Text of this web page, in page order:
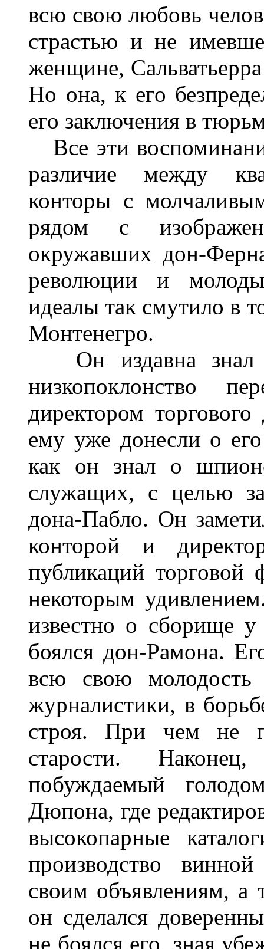
всю свою любовь
страстью и не
женщине,
Но она, к его
его заключения в
Все эти
различие между
конторы с
рядом с
окружавших дон-
революции и
идеалы так смутило в
Монтенегро.
Он издавна знал
низкопоклонство
директором
ему уже донесли о
как он знал о
служащих, с целью
дона-Пабло. Он
конторой и
публикаций
некоторым
известно о сборище
боялся дон-Рамона.
всю свою
журналистики, в
строя. При чем не
старости.
побуждаемый
Дюпона, где
высокопарные
производство
своим объявлениям, а
он сделался
не боялся его, зная